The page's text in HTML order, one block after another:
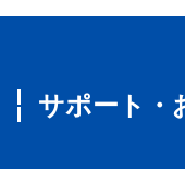
サポート・